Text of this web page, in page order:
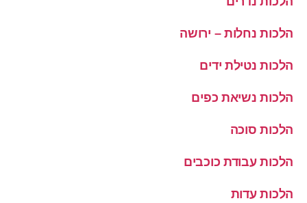
הלכות נחלות – ירושה
הלכות נטילת ידים
הלכות נשיאת כפים
הלכות סוכה
הלכות עבודת כוכבים
הלכות עדות